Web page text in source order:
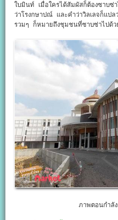
ใบมินท์ เมื่อใครได้สัมผัสก็ต้องซาบซ่
ว่าโรงกษาปณ์ และคำว่าวิลเลจก็แป
รวมๆ ก็หมายถึงชุมชนที่ซาบซ่าไปด้ว
ภาพตอนกำลัง